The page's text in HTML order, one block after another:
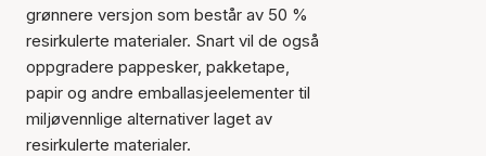
grønnere versjon som består av 50 %
resirkulerte materialer. Snart vil de også
oppgradere pappesker, pakketape,
papir og andre emballasjeelementer til
miljøvennlige alternativer laget av
resirkulerte materialer.